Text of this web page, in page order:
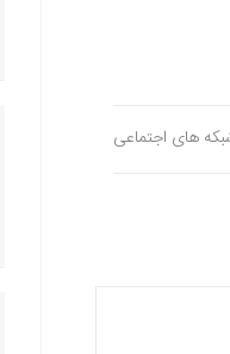
های اجتماعی